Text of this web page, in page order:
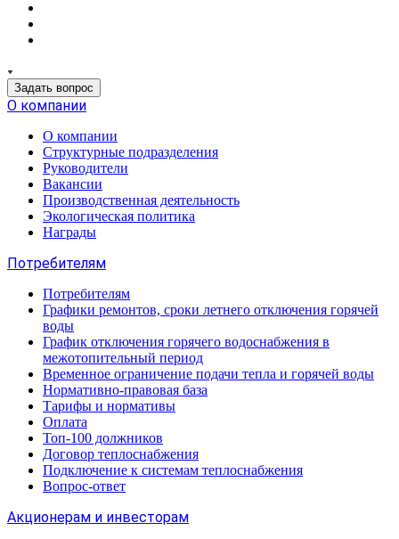
Задать вопрос
О компании
О компании
Структурные подразделения
Руководители
Вакансии
Производственная деятельность
Экологическая политика
Награды
Потребителям
Потребителям
Графики ремонтов, сроки летнего отключения горячей
воды
График отключения горячего водоснабжения в
межотопительный период
Временное ограничение подачи тепла и горячей воды
Нормативно-правовая база
Тарифы и нормативы
Оплата
Топ-100 должников
Договор теплоснабжения
Подключение к системам теплоснабжения
Вопрос-ответ
Акционерам и инвесторам